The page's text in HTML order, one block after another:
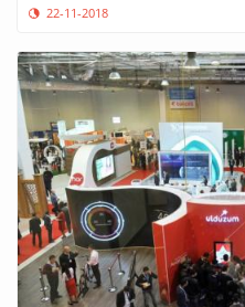
22-11-2018